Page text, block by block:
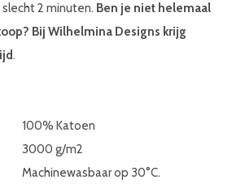
2 minuten. Ben je niet helemaal
Bij Wilhelmina Designs krijg
.
100% Katoen
3000 g/m2
Machinewasbaar op 30°C.